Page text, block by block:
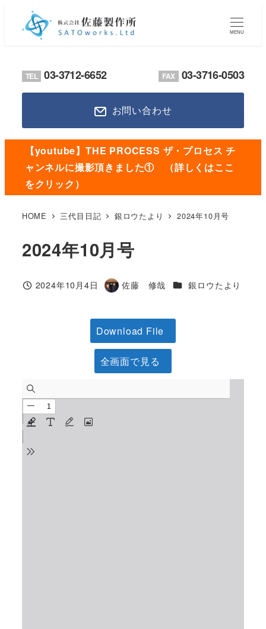
MENU
TEL 03-3712-6652 FAX 03-3716-0503
お問い合わせ
【youtube】THE PROCESS ザ・プロセス チ
ャンネルに撮影頂きました① （詳しくはここ
をクリック）
HOME 三代目日記 銀ロウたより 2024年10月号
2024年10月号
投稿日
2024年10月4日
著
佐藤 修哉 カテゴリー
銀ロウたより
Download File
全画面で見る